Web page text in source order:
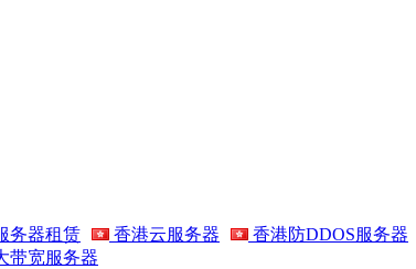
务器租赁 香港云服务器 香港防DDOS服务器
带宽服务器